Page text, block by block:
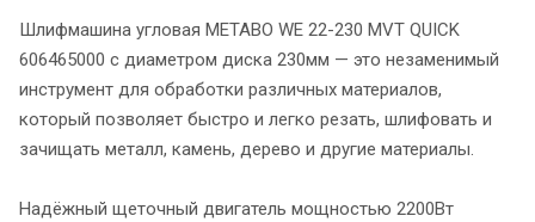
Шлифмашина угловая METABO WE 22-230 MVT QUICK
606465000 с диаметром диска 230мм — это незаменимый
инструмент для обработки различных материалов,
который позволяет быстро и легко резать, шлифовать и
зачищать металл, камень, дерево и другие материалы.
Надёжный щеточный двигатель мощностью 2200Вт